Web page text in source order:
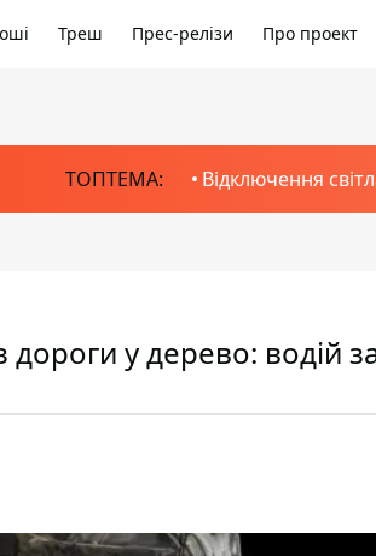
Треш Прес-релізи Про проект
ТОПТЕМА: Відключення
у дерево: водій